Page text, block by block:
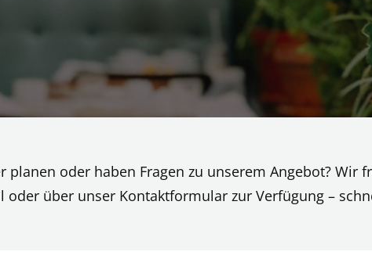
planen oder haben Fragen zu unserem Angebot? Wir
oder über unser Kontaktformular zur Verfügung –